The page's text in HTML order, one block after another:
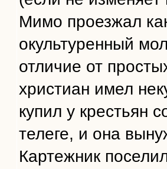
Мимо проезжал
окультуренный
отличие от
христиан имел
купил у крестьян
телеге, и она
Картежник